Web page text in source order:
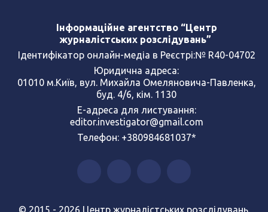
Інформаційне агентство “Центр
журналістських розслідувань”
Ідентифікатор онлайн-медіа в Реєстрі:№ R40-04702
Юридична адреса:
01010 м.Київ, вул. Михайла Омеляновича-Павленка,
буд. 4/6, кім. 1130
Е-адреса для листування:
editor.investigator@gmail.com
Телефон: +380984681037*
© 2015 - 2026 Центр журналістських розслідувань.